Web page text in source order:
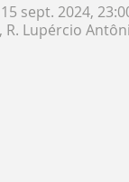
sept. 2024,
R. Lupércio